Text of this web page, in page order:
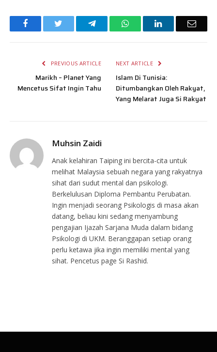
Facebook TelegramWhatsAppLinkedIn Email
PREVIOUS ARTICLE
Marikh – Planet Yang
Mencetus Sifat Ingin Tahu
NEXT ARTICLE
Islam Di Tunisia:
Ditumbangkan Oleh Rakyat,
Yang Melarat Juga Si Rakyat
Muhsin Zaidi
Anak kelahiran Taiping ini bercita-cita untuk
melihat Malaysia sebuah negara yang rakyatnya
sihat dari sudut mental dan psikologi.
Berkelulusan Diploma Pembantu Perubatan.
Ingin menjadi seorang Psikologis di masa akan
datang, beliau kini sedang menyambung
pengajian Ijazah Sarjana Muda dalam bidang
Psikologi di UKM. Beranggapan setiap orang
perlu ketawa jika ingin memiliki mental yang
sihat. Pencetus page Si Rashid.